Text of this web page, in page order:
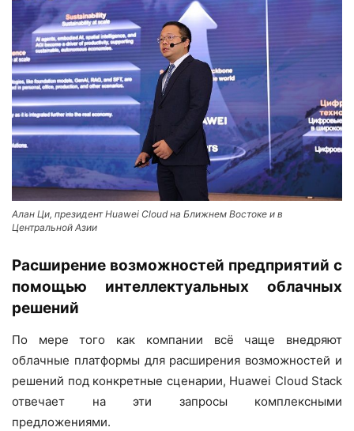
Алан Ци, президент Huawei Cloud на Ближнем Востоке и в
Центральной Азии
Расширение возможностей предприятий с
помощью интеллектуальных облачных
решений
По мере того как компании всё чаще внедряют
облачные платформы для расширения возможностей и
решений под конкретные сценарии, Huawei Cloud Stack
отвечает на эти запросы комплексными
предложениями.